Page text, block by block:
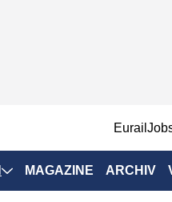
MAGAZINE ARCHIV